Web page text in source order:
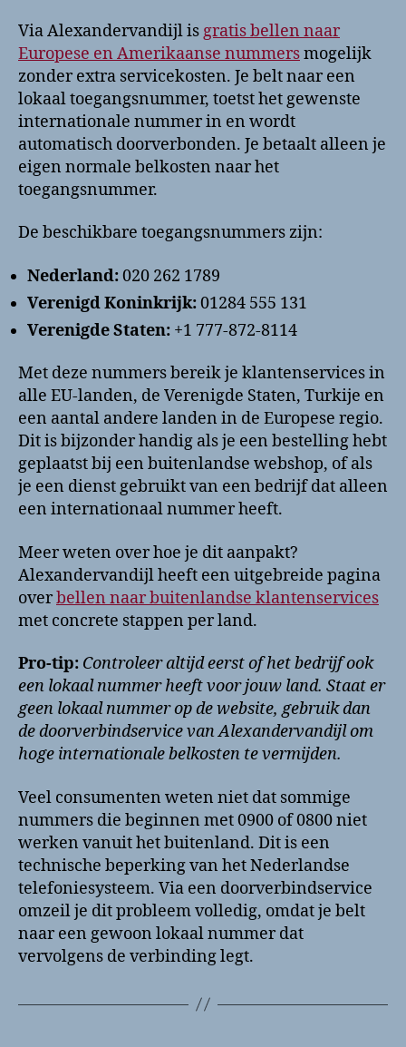
Via Alexandervandijl isgratis bellen naar
Europese en Amerikaanse nummersmogelijk
zonder extra servicekosten. Je belt naar een
lokaal toegangsnummer, toetst het gewenste
internationale nummer in en wordt
automatisch doorverbonden. Je betaalt alleen je
eigen normale belkosten naar het
toegangsnummer.
De beschikbare toegangsnummers zijn:
Nederland:020 262 1789
Verenigd Koninkrijk:01284 555 131
Verenigde Staten: +1 777-872-8114
Met deze nummers bereik je klantenservices in
alle EU-landen, de Verenigde Staten, Turkije en
een aantal andere landen in de Europese regio.
Dit is bijzonder handig als je een bestelling hebt
geplaatst bij een buitenlandse webshop, of als
je een dienst gebruikt van een bedrijf dat alleen
een internationaal nummer heeft.
Meer weten over hoe je dit aanpakt?
Alexandervandijl heeft een uitgebreide pagina
overbellen naar buitenlandse klantenservices
met concrete stappen per land.
Pro-tip: Controleer altijd eerst of het bedrijf ook
een lokaal nummer heeft voor jouw land. Staat er
geen lokaal nummer op de website, gebruik dan
de doorverbindservice van Alexandervandijl om
hoge internationale belkosten te vermijden.
Veel consumenten weten niet dat sommige
nummers die beginnen met 0900 of 0800 niet
werken vanuit het buitenland. Dit is een
technische beperking van het Nederlandse
telefoniesysteem. Via een doorverbindservice
omzeil je dit probleem volledig, omdat je belt
naar een gewoon lokaal nummer dat
vervolgens de verbinding legt.